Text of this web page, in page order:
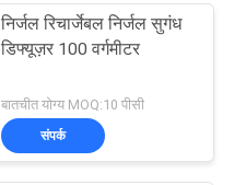
निर्जल रिचार्जेबल निर्जल सुगंध
डिफ्यूज़र 100 वर्गमीटर
बातचीत योग्य MOQ:10 पीसी
संपर्क